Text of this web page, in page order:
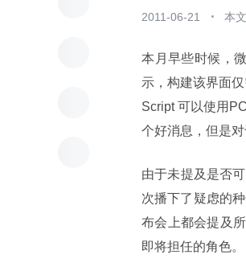
2011-06-21 本
本月早些时候，
示，构建该界面
Script 可以使用
个好消息，但是
由于未提及是否
次播下了疑虑的
布会上都会提及
即将担任的角色。